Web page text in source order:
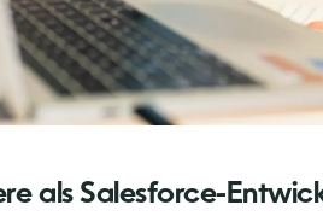
als Salesforce-